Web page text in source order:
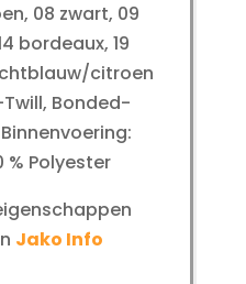
08 zwart, 09
bordeaux, 19
citroen
Bonded-
% Polyester
Jako Info